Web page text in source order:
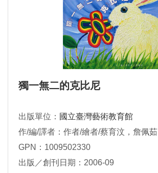
獨一無二的克比尼
出版單位： 國立臺灣藝術教育館
作/編/譯者：作者/繪者/蔡育汶，詹佩茹
GPN：1009502330
出版／創刊日期：2006-09